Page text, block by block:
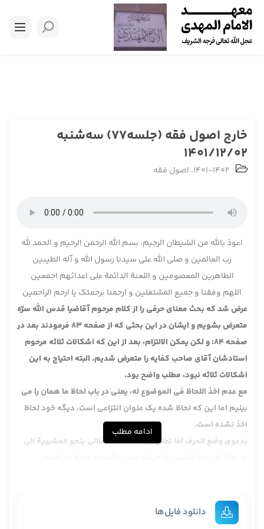
خارج اصول فقه (جلسه77) سه‌شنبه
1401/12/02
1401-1402، اصول فقه
اعوذ بالله من الشیطان الرجیم، بسم الله الرحمن الرحیم و الحمد لله
رب العالمین و صلی الله علی سیدنا رسول الله و آله الطیبین
الطاهرین المعصومین و اللعنة الدائمة علی اعدائهم اجمعین
اللهم وفقنا و جمیع المشتغلین و ارحمنا برحمتک یا ارحم الراحمین
عرض شد که بحث معنای حرفی را از کلام مرحوم آقاضیا قدس الله سرّه
متعرض بشویم و ایشان در این بحثی که از صفحه 83 فرمودند بعد در
صفحه 84: و لکن یمکن الالتزام، بعد از این که اشکالات ثلاثه مرحوم
استادشان آقای صاحب کفایه را متعرض شدیم. البته احتیاج به این
اشکالات ثلاثه نبود، مطلب واضح بود.
مع عدم اخذ اللحاظ فی الموضوع له، یعنی در باب لحاظ ما همان را می
بینیم اما این که لحاظ شده یک عنوان انتزاعی است، دیگه خود لحاظ
اخذ نشده است.
بدعوى وضع الحرف لما تعلق به اللحاظ الاستقلالي بنحو المشيرية الى
ظاهرا فیها به هر دو می خورد
کلمه ای را دارد که کلمه التوام است. کلمه توام در لغت عرب به معنای
ادامه مطلب
دانلود فایل‌ها